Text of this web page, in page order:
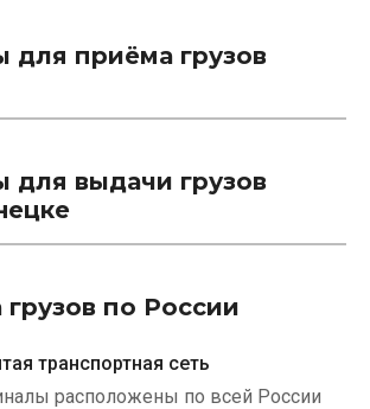
для приёма грузов
для выдачи грузов
грузов по России
транспортная сеть
расположены по всей России